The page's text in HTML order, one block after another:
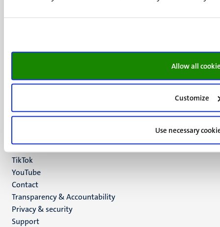
Allow all
Customize
Use necessary
Minderbroedersberg 4-6
6200 MD
Social
Bluesky
LinkedIn
TikTok
YouTube
Menu
footer
(EN)
Contact
Transparency & Accountability
Privacy & security
Support